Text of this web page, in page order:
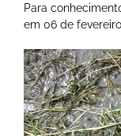
Para
em 06 de